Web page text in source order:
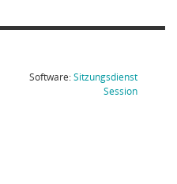
Software:Sitzungsdienst
Session(Wird in